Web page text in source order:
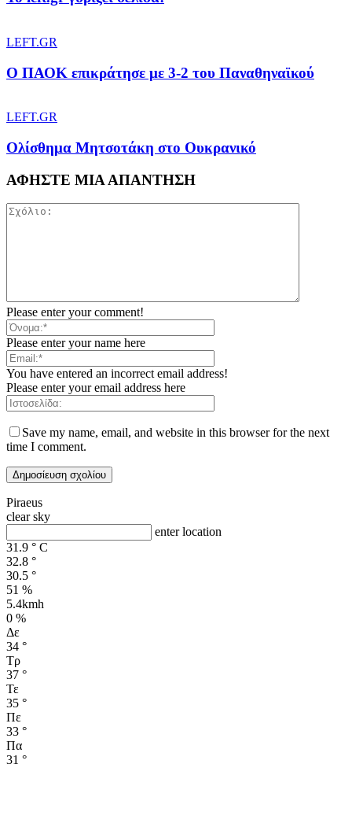
LEFT.GR
Ο ΠΑΟΚ επικράτησε με 3-2 του Παναθηναϊκού
LEFT.GR
Ολίσθημα Μητσοτάκη στο Ουκρανικό
ΑΦΗΣΤΕ ΜΙΑ ΑΠΑΝΤΗΣΗ
Please enter your comment!
Please enter your name here
You have entered an incorrect email address!
Please enter your email address here
Save my name, email, and website in this browser for the next
time I comment.
Piraeus
clear sky
enter location
31.9 ° C
32.8 °
30.5 °
51 %
5.4kmh
0 %
Δε
34 °
Τρ
37 °
Τε
35 °
Πε
33 °
Πα
31 °